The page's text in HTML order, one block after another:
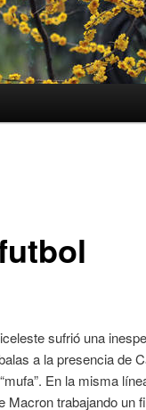
sufrió una
a la presencia de
En la misma
Macron trabajando un